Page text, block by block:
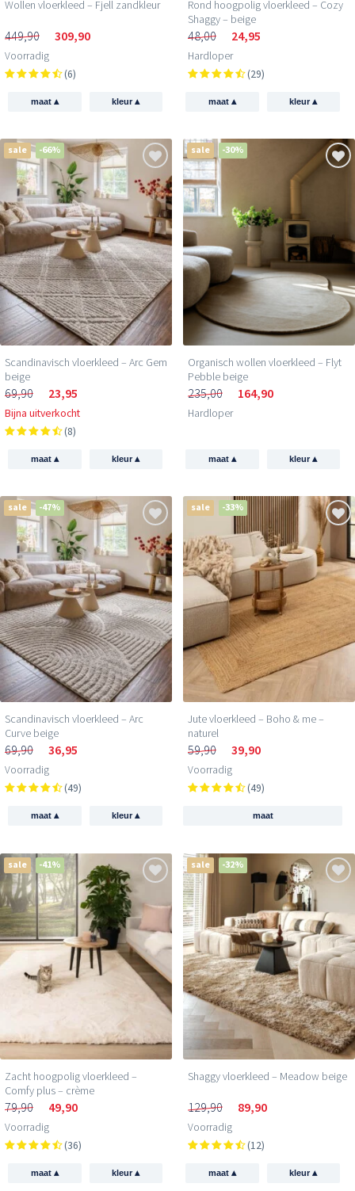
Wollen vloerkleed – Fjell zandkleur
449,90 309,90
Voorradig
(6)
maat ▴ kleur▴
Rond hoogpolig vloerkleed – Cozy
Shaggy – beige
48,00 24,95
Hardloper
(29)
maat ▴ kleur▴
sale -66%
Scandinavisch vloerkleed – Arc Gem
beige
69,90 23,95
Bijna uitverkocht
(8)
maat ▴ kleur▴
sale -30%
Organisch wollen vloerkleed – Flyt
Pebble beige
235,00 164,90
Hardloper
maat ▴ kleur▴
sale -47%
Scandinavisch vloerkleed – Arc
Curve beige
69,90 36,95
Voorradig
(49)
maat ▴ kleur▴
sale -33%
Jute vloerkleed – Boho & me –
naturel
59,90 39,90
Voorradig
(49)
maat
sale -41%
Zacht hoogpolig vloerkleed –
Comfy plus – crème
79,90 49,90
Voorradig
(36)
maat ▴ kleur▴
sale -32%
Shaggy vloerkleed – Meadow beige
129,90 89,90
Voorradig
(12)
maat ▴ kleur▴